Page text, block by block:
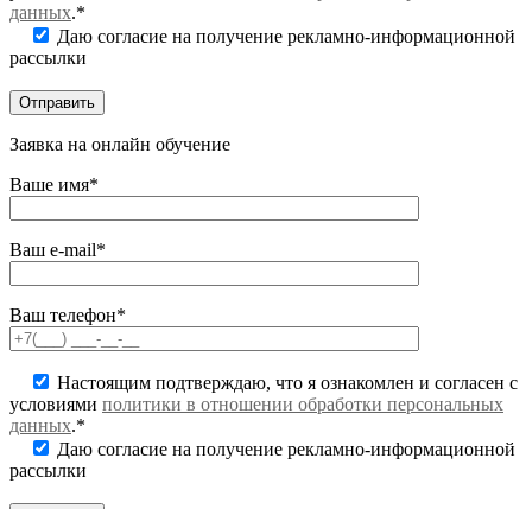
данных.*
Даю согласие на получение рекламно-информационной
рассылки
Заявка на онлайн обучение
Ваше имя*
Ваш e-mail*
Ваш телефон*
Настоящим подтверждаю, что я ознакомлен и согласен с
условиями политики в отношении обработки персональных
данных.*
Даю согласие на получение рекламно-информационной
рассылки